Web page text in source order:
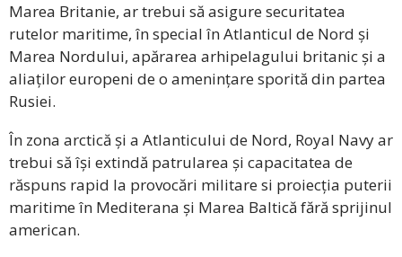
Marea Britanie, ar trebui să asigure securitatea
rutelor maritime, în special în Atlanticul de Nord și
Marea Nordului, apărarea arhipelagului britanic și a
aliaților europeni de o amenințare sporită din partea
Rusiei.
În zona arctică și a Atlanticului de Nord, Royal Navy ar
trebui să își extindă patrularea și capacitatea de
răspuns rapid la provocări militare si proiecția puterii
maritime în Mediterana și Marea Baltică fără sprijinul
american.